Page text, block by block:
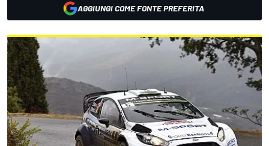
AGGIUNGI COME FONTE PREFERITA